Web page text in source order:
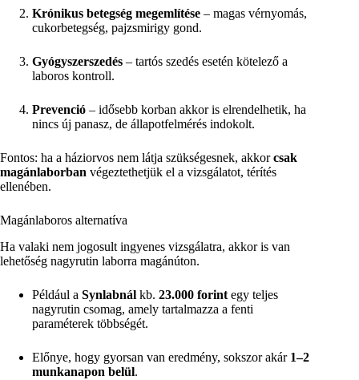
Krónikus betegség megemlítése – magas vérnyomás,
cukorbetegség, pajzsmirigy gond.
Gyógyszerszedés – tartós szedés esetén kötelező a
laboros kontroll.
Prevenció – idősebb korban akkor is elrendelhetik, ha
nincs új panasz, de állapotfelmérés indokolt.
Fontos: ha a háziorvos nem látja szükségesnek, akkorcsak
magánlaborban végeztethetjük el a vizsgálatot, térítés
ellenében.
Magánlaboros alternatíva
Ha valaki nem jogosult ingyenes vizsgálatra, akkor is van
lehetőség nagyrutin laborra magánúton.
Például a Synlabnál kb. 23.000 forint egy teljes
nagyrutin csomag, amely tartalmazza a fenti
paraméterek többségét.
Előnye, hogy gyorsan van eredmény, sokszor akár 1–2
munkanapon belül.